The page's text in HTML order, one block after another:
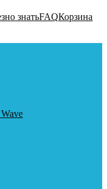
знатьFAQКорзина